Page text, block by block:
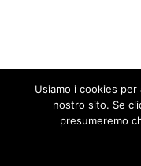
Tutti gli articoli
Usiamo i cookies
nostro sito. Se
presumeremo